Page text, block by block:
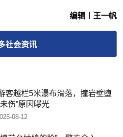
编辑︱王一帆
社会资讯
客越栏5米瀑布滑落，撞岩壁堕
伤”原因曝光
08-12